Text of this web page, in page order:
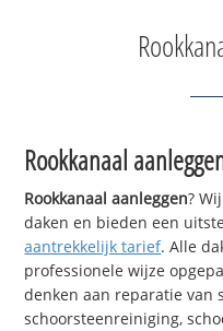
Rookkanaal
Rookkanaal aanleggen?
daken en bieden een
aantrekkelijk tarief. Alle
professionele wijze
denken aan reparatie van
schoorsteenreiniging,